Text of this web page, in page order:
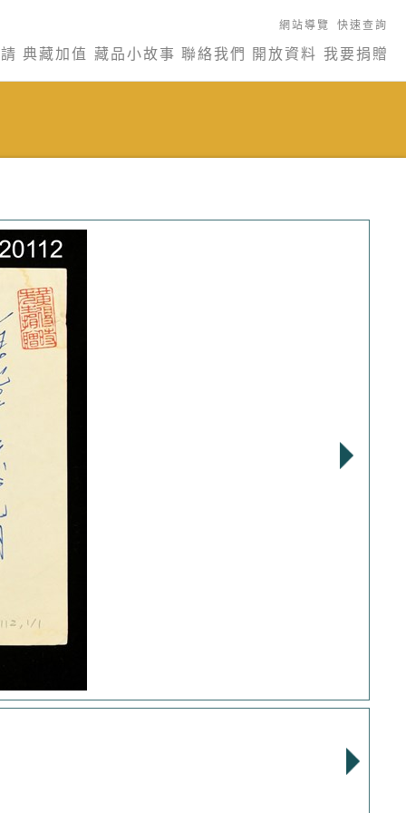
網站導覽 快速查詢
典藏加值 藏品小故事 聯絡我們 開放資料 我要捐贈